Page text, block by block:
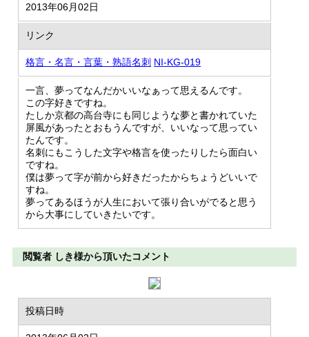
2013年06月02日
リンク
格言・名言・言葉・熟語名刺 NI-KG-019
一言、夢ってなんだかいいなぁって思えるんです。
この字好きですね。
たしか京都の高台寺にも同じような夢と書かれていた
屏風があったとおもうんですが、いいなって思ってい
たんです。
名刺にもこうした文字や格言を使ったりしたら面白い
ですね。
僕は夢って字が前から好きだったからちょうどいいで
すね。
夢ってあるほうが人生において張り合いがでると思う
から大事にしていきたいです。
閲覧者 しき様から頂いたコメント
投稿日時